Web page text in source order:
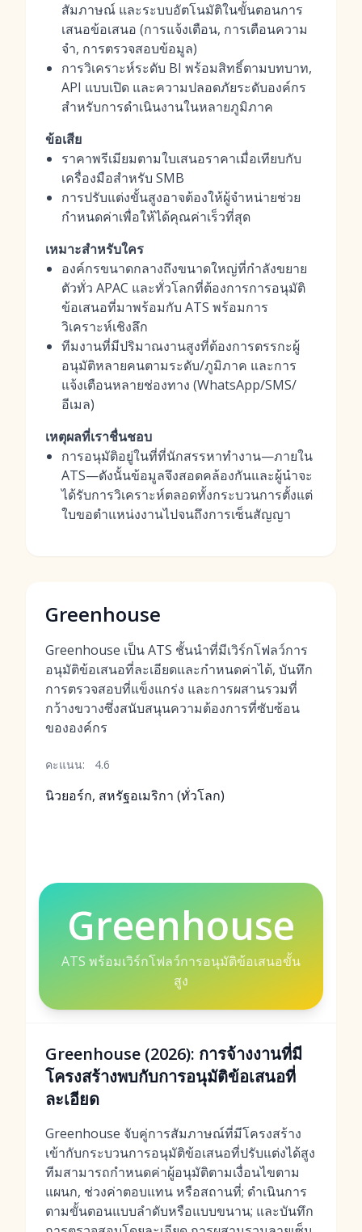
สัมภาษณ์ และระบบอัตโนมัติในขั้นตอนการ
เสนอข้อเสนอ (การแจ้งเตือน, การเตือนความ
จำ, การตรวจสอบข้อมูล)
การวิเคราะห์ระดับ BI พร้อมสิทธิ์ตามบทบาท,
API แบบเปิด และความปลอดภัยระดับองค์กร
สำหรับการดำเนินงานในหลายภูมิภาค
ข้อเสีย
ราคาพรีเมียมตามใบเสนอราคาเมื่อเทียบกับ
เครื่องมือสำหรับ SMB
การปรับแต่งขั้นสูงอาจต้องให้ผู้จำหน่ายช่วย
กำหนดค่าเพื่อให้ได้คุณค่าเร็วที่สุด
เหมาะสำหรับใคร
องค์กรขนาดกลางถึงขนาดใหญ่ที่กำลังขยาย
ตัวทั่ว APAC และทั่วโลกที่ต้องการการอนุมัติ
ข้อเสนอที่มาพร้อมกับ ATS พร้อมการ
วิเคราะห์เชิงลึก
ทีมงานที่มีปริมาณงานสูงที่ต้องการตรรกะผู้
อนุมัติหลายคนตามระดับ/ภูมิภาค และการ
แจ้งเตือนหลายช่องทาง (WhatsApp/SMS/
อีเมล)
เหตุผลที่เราชื่นชอบ
การอนุมัติอยู่ในที่ที่นักสรรหาทำงาน—ภายใน
ATS—ดังนั้นข้อมูลจึงสอดคล้องกันและผู้นำจะ
ได้รับการวิเคราะห์ตลอดทั้งกระบวนการตั้งแต่
ใบขอตำแหน่งงานไปจนถึงการเซ็นสัญญา
Greenhouse
Greenhouse เป็น ATS ชั้นนำที่มีเวิร์กโฟลว์การ
อนุมัติข้อเสนอที่ละเอียดและกำหนดค่าได้, บันทึก
การตรวจสอบที่แข็งแกร่ง และการผสานรวมที่
กว้างขวางซึ่งสนับสนุนความต้องการที่ซับซ้อน
ขององค์กร
คะแนน: 4.6
นิวยอร์ก, สหรัฐอเมริกา (ทั่วโลก)
Greenhouse
ATS พร้อมเวิร์กโฟลว์การอนุมัติข้อเสนอขั้น
สูง
Greenhouse (2026): การจ้างงานที่มี
โครงสร้างพบกับการอนุมัติข้อเสนอที่
ละเอียด
Greenhouse จับคู่การสัมภาษณ์ที่มีโครงสร้าง
เข้ากับกระบวนการอนุมัติข้อเสนอที่ปรับแต่งได้สูง
ทีมสามารถกำหนดค่าผู้อนุมัติตามเงื่อนไขตาม
แผนก, ช่วงค่าตอบแทน หรือสถานที่; ดำเนินการ
ตามขั้นตอนแบบลำดับหรือแบบขนาน; และบันทึก